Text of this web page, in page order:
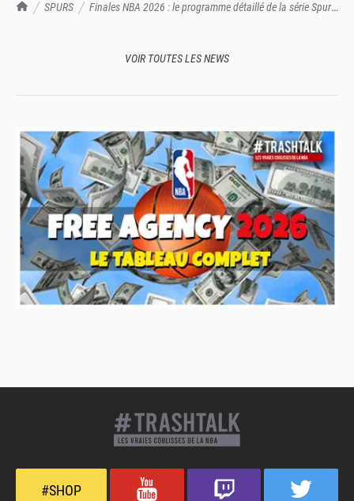
TrashTalk Actu NBA
SPURS
Finales NBA 2026 : le programme détaillé de la série Spurs
VOIR TOUTES LES NEWS
#SHOP